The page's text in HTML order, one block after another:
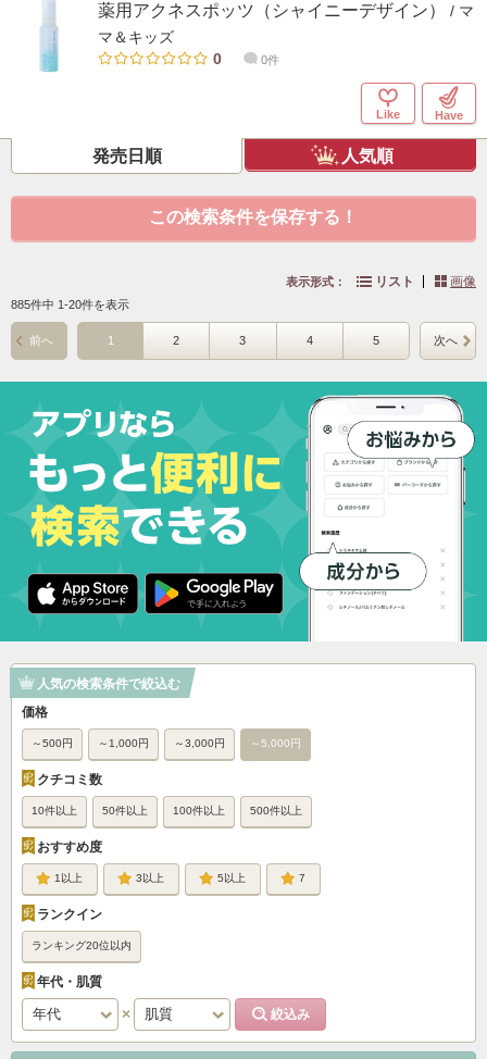
薬用アクネスポッツ（シャイニーデザイン） / マ
マ＆キッズ
0
0件
Like Have
発売日順 人気順
この検索条件を保存する！
表示形式： リスト 画像
885件中 1-20件を表示
1 2 3 4 5
前へ 次へ
人気の検索条件で絞込む
価格
～500円 ～1,000円 ～3,000円 ～5,000円
クチコミ数
10件以上 50件以上 100件以上 500件以上
おすすめ度
1 3 5 7
ランクイン
ランキング20位以内
年代・肌質